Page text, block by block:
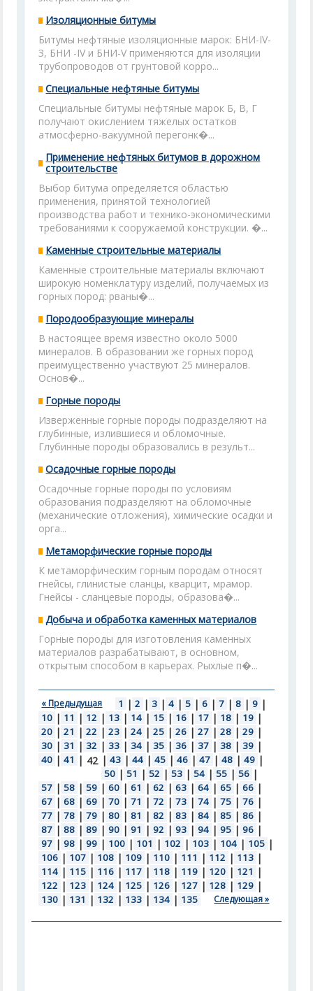
Изоляционные битумы
Битумы нефтяные изоляционные марок: БНИ-IV-
З, БНИ -IV и БНИ-V применяются для изоляции
трубопроводов от грунтовой корро...
Специальные нефтяные битумы
Специальные битумы нефтяные марок Б, В, Г
получают окислением тяжелых остатков
атмосферно-вакуумной перегонк�...
Применение нефтяных битумов в дорожном
строительстве
Выбор битума определяется областью
применения, принятой технологией
производства работ и технико-экономическими
требованиями к сооружаемой конструкции. �...
Каменные строительные материалы
Каменные строительные материалы включают
широкую номенклатуру изделий, получаемых из
горных пород: рваны�...
Породообразующие минералы
В настоящее время известно около 5000
минералов. В образовании же горных пород
преимущественно участвуют 25 минералов.
Основ�...
Горные породы
Изверженные горные породы подразделяют на
глубинные, излившиеся и обломочные.
Глубинные породы образовались в результ...
Осадочные горные породы
Осадочные горные породы по условиям
образования подразделяют на обломочные
(механические отложения), химические осадки и
орга...
Метаморфические горные породы
К метаморфическим горным породам относят
гнейсы, глинистые сланцы, кварцит, мрамор.
Гнейсы - сланцевые породы, образова�...
Добыча и обработка каменных материалов
Горные породы для изготовления каменных
материалов разрабатывают, в основном,
открытым способом в карьерах. Рыхлые п�...
« Предыдущая 1 | 2 | 3 | 4 | 5 | 6 | 7 | 8 | 9 |
10 | 11 | 12 | 13 | 14 | 15 | 16 | 17 | 18 | 19 |
20 | 21 | 22 | 23 | 24 | 25 | 26 | 27 | 28 | 29 |
30 | 31 | 32 | 33 | 34 | 35 | 36 | 37 | 38 | 39 |
40 | 41 | 42 | 43 | 44 | 45 | 46 | 47 | 48 | 49 |
50 | 51 | 52 | 53 | 54 | 55 | 56 |
57 | 58 | 59 | 60 | 61 | 62 | 63 | 64 | 65 | 66 |
67 | 68 | 69 | 70 | 71 | 72 | 73 | 74 | 75 | 76 |
77 | 78 | 79 | 80 | 81 | 82 | 83 | 84 | 85 | 86 |
87 | 88 | 89 | 90 | 91 | 92 | 93 | 94 | 95 | 96 |
97 | 98 | 99 | 100 | 101 | 102 | 103 | 104 | 105 |
106 | 107 | 108 | 109 | 110 | 111 | 112 | 113 |
114 | 115 | 116 | 117 | 118 | 119 | 120 | 121 |
122 | 123 | 124 | 125 | 126 | 127 | 128 | 129 |
130 | 131 | 132 | 133 | 134 | 135 Следующая »